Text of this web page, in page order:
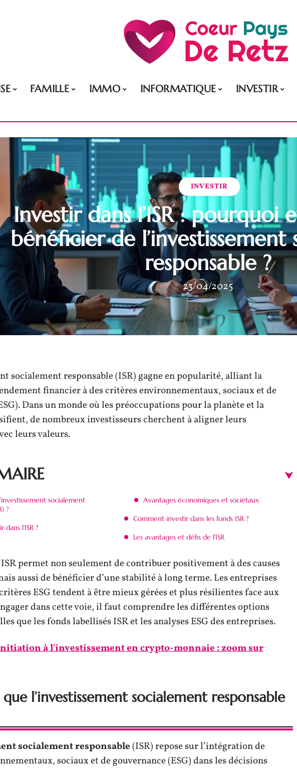
FAMILLE IMMO INFORMATIQUE INVESTIR
INVESTIR
Investir dans l’ISR : pourquoi
bénéficier de l’investissement
responsable ?
23/04/2025
socialement responsable (ISR) gagne en popularité, alliant la
financier à des critères environnementaux, sociaux et de
Dans un monde où les préoccupations pour la planète et la
de nombreux investisseurs cherchent à aligner leurs
leurs valeurs.
socialement
?
l’ISR ?
Avantages économiques et sociétaux
Comment investir dans les fonds ISR ?
Les avantages et défis de l’ISR
permet non seulement de contribuer positivement à des causes
aussi de bénéficier d’une stabilité à long terme. Les entreprises
ESG tendent à être mieux gérées et plus résilientes face aux
dans cette voie, il faut comprendre les différentes options
que les fonds labellisés ISR et les analyses ESG des entreprises.
à l'investissement en crypto-monnaie : zoom sur
que l’investissement socialement responsable
socialement responsable(ISR) repose sur l’intégration de
sociaux et de gouvernance (ESG) dans les décisions